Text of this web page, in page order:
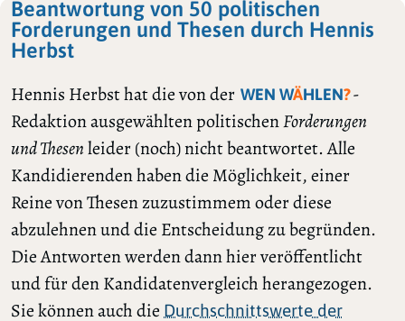
Beantwortung von 50 politischen
Forderungen und Thesen durch Hennis
Herbst
Hennis Herbst hat die von der WEN WÄHLEN?-
Redaktion ausgewählten politischenForderungen
und Thesenleider (noch) nicht beantwortet. Alle
Kandidierenden haben die Möglichkeit, einer
Reine von Thesen zuzustimmem oder diese
abzulehnen und die Entscheidung zu begründen.
Die Antworten werden dann hier veröffentlicht
und für den Kandidatenvergleich herangezogen.
Sie können auch die Durchschnittswerte der